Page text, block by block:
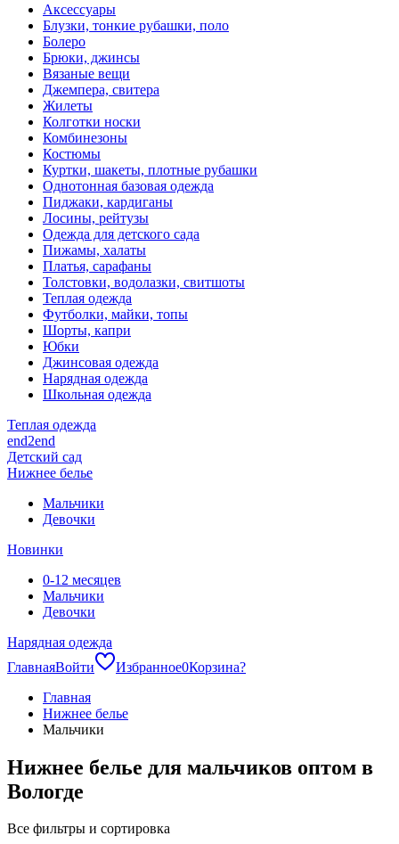
Аксессуары
Блузки, тонкие рубашки, поло
Болеро
Брюки, джинсы
Вязаные вещи
Джемпера, свитера
Жилеты
Колготки носки
Комбинезоны
Костюмы
Куртки, шакеты, плотные рубашки
Однотонная базовая одежда
Пиджаки, кардиганы
Лосины, рейтузы
Одежда для детского сада
Пижамы, халаты
Платья, сарафаны
Толстовки, водолазки, свитшоты
Теплая одежда
Футболки, майки, топы
Шорты, капри
Юбки
Джинсовая одежда
Нарядная одежда
Школьная одежда
Теплая одежда
end2end
Детский сад
Нижнее белье
Мальчики
Девочки
Новинки
0-12 месяцев
Мальчики
Девочки
Нарядная одежда
ГлавнаяВойти Избранное0Корзина?
Главная
Нижнее белье
Мальчики
Нижнее белье для мальчиков оптом в
Вологде
Все фильтры и сортировка